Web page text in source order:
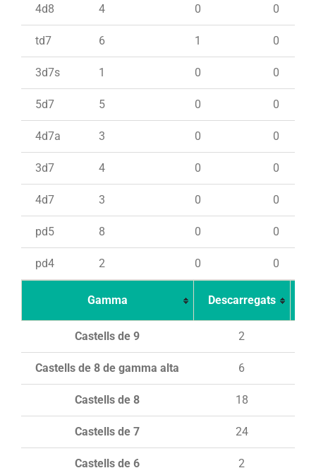
4d8 4 0 0
td7 6 1 0
3d7s 1 0 0
5d7 5 0 0
4d7a 3 0 0
3d7 4 0 0
4d7 3 0 0
pd5 8 0 0
pd4 2 0 0
Gamma Descarregats
Castells de 9 2
Castells de 8 de gamma alta 6
Castells de 8 18
Castells de 7 24
Castells de 6 2